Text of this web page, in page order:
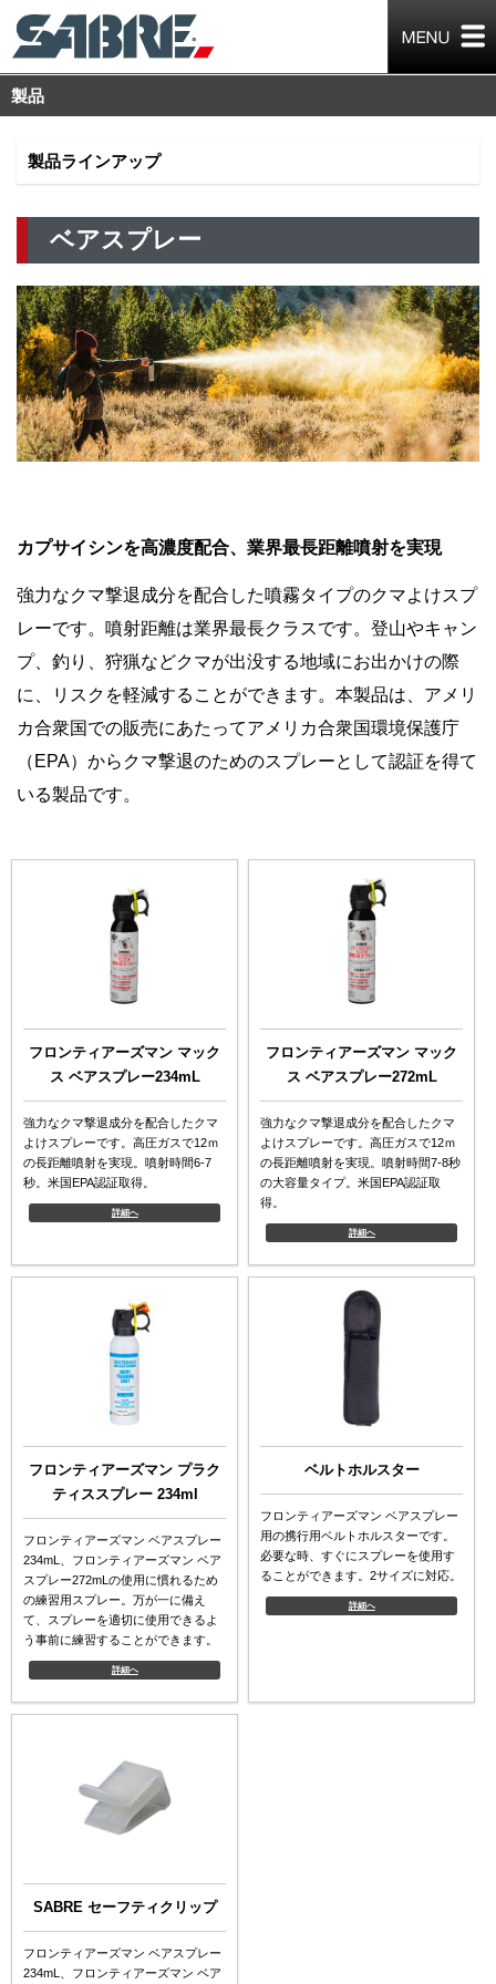
製品
製品ラインアップ
ベアスプレー
カプサイシンを高濃度配合、業界最長距離噴射を実現
強力なクマ撃退成分を配合した噴霧タイプのクマよけスプ
レーです。噴射距離は業界最長クラスです。登山やキャン
プ、釣り、狩猟などクマが出没する地域にお出かけの際
に、リスクを軽減することができます。本製品は、アメリ
カ合衆国での販売にあたってアメリカ合衆国環境保護庁
（EPA）からクマ撃退のためのスプレーとして認証を得て
いる製品です。
フロンティアーズマン マック
ス ベアスプレー234mL
強力なクマ撃退成分を配合したクマ
よけスプレーです。高圧ガスで12ｍ
の長距離噴射を実現。噴射時間6-7
秒。米国EPA認証取得。
詳細へ
フロンティアーズマン マック
ス ベアスプレー272mL
強力なクマ撃退成分を配合したクマ
よけスプレーです。高圧ガスで12ｍ
の長距離噴射を実現。噴射時間7-8秒
の大容量タイプ。米国EPA認証取
得。
詳細へ
フロンティアーズマン プラク
ティススプレー 234ml
フロンティアーズマン ベアスプレー
234mL、フロンティアーズマン ベア
スプレー272mLの使用に慣れるため
の練習用スプレー。万が一に備え
て、スプレーを適切に使用できるよ
う事前に練習することができます。
詳細へ
ベルトホルスター
フロンティアーズマン ベアスプレー
用の携行用ベルトホルスターです。
必要な時、すぐにスプレーを使用す
ることができます。2サイズに対応。
詳細へ
SABRE セーフティクリップ
フロンティアーズマン ベアスプレー
234mL、フロンティアーズマン ベア